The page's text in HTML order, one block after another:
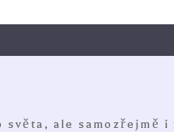
ale samozřejmě